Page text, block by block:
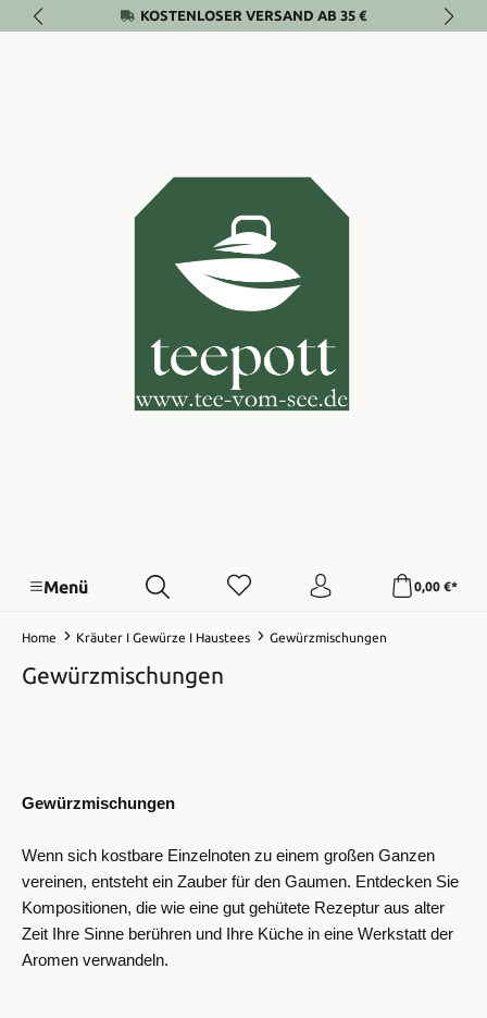
Zum Hauptinhalt springenKOSTENLOSER VERSAND AB 35 €
Menü 0,00 €*
Home Kräuter I Gewürze I Haustees Gewürzmischungen
Gewürzmischungen
Gewürzmischungen
Wenn sich kostbare Einzelnoten zu einem großen Ganzen
vereinen, entsteht ein Zauber für den Gaumen. Entdecken Sie
Kompositionen, die wie eine gut gehütete Rezeptur aus alter
Zeit Ihre Sinne berühren und Ihre Küche in eine Werkstatt der
Aromen verwandeln.